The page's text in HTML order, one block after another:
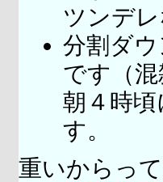
ツンデ
分割ダ
です（混
朝４時
す。
重いからって